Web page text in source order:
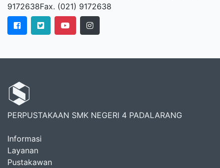
9172638Fax. (021) 9172638
PERPUSTAKAAN SMK NEGERI 4 PADALARANG
Informasi
Layanan
Pustakawan